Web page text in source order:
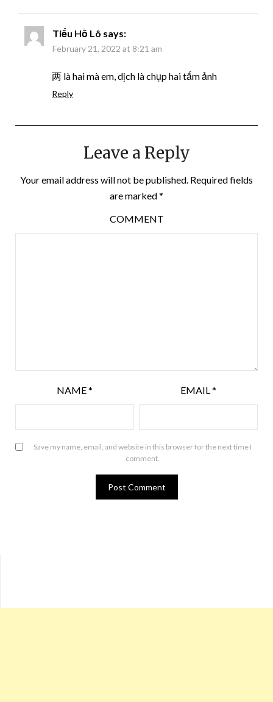
Tiểu Hồ Lô says:
February 21, 2022 at 8:21 am
两 là hai mà em, dịch là chụp hai tấm ảnh
Reply
Leave a Reply
Your email address will not be published. Required fields
are marked*
COMMENT
NAME* EMAIL*
Save my name, email, and website in this browser for the next time I
comment.